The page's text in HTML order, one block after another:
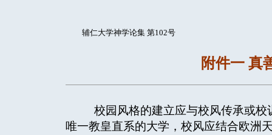
辅仁大学神学论集 第102号
附件一 真
校园风格的建立应与校风传承或校
唯一教皇直系的大学，校风应结合欧洲